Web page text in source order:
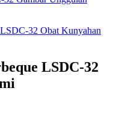
LSDC-32